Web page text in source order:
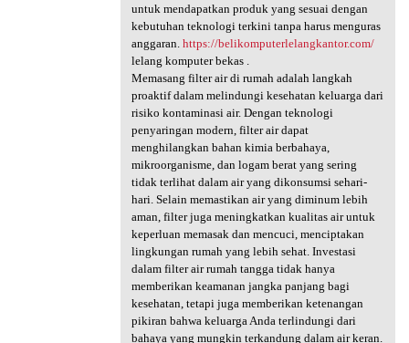
untuk mendapatkan produk yang sesuai dengan
kebutuhan teknologi terkini tanpa harus menguras
anggaran. https://belikomputerlelangkantor.com/
lelang komputer bekas .
Memasang filter air di rumah adalah langkah
proaktif dalam melindungi kesehatan keluarga dari
risiko kontaminasi air. Dengan teknologi
penyaringan modern, filter air dapat
menghilangkan bahan kimia berbahaya,
mikroorganisme, dan logam berat yang sering
tidak terlihat dalam air yang dikonsumsi sehari-
hari. Selain memastikan air yang diminum lebih
aman, filter juga meningkatkan kualitas air untuk
keperluan memasak dan mencuci, menciptakan
lingkungan rumah yang lebih sehat. Investasi
dalam filter air rumah tangga tidak hanya
memberikan keamanan jangka panjang bagi
kesehatan, tetapi juga memberikan ketenangan
pikiran bahwa keluarga Anda terlindungi dari
bahaya yang mungkin terkandung dalam air keran.